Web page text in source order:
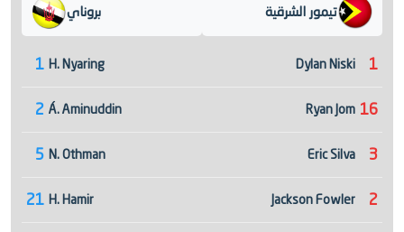
بروناي
1 H. Nyaring
2 Á. Aminuddin
5 N. Othman
21 H. Hamir
تيمور الشرقية
1
Dylan Niski
16
Ryan Jom
3
Eric Silva
2
Jackson Fowler